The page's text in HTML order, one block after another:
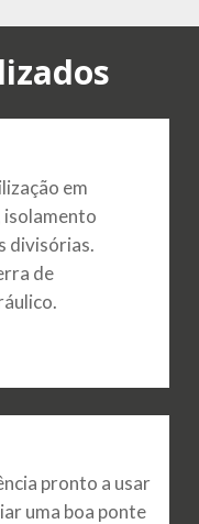
em
divisórias.
de
pronto a usar
uma boa ponte